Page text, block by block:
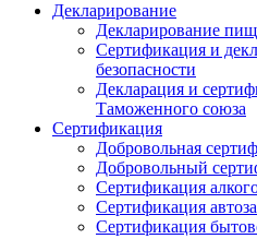
Декларирование
Декларирование
Сертификация и
безопасности
Декларация и
Таможенного союза
Сертификация
Добровольная
Добровольный
Сертификация
Сертификация
Сертификация